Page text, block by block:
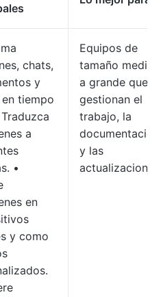
chats,
y
tiempo
a
•
en
y como
Equipos de
tamaño medio
a grande que
gestionan el
trabajo, la
documentación
y las
actualizaciones